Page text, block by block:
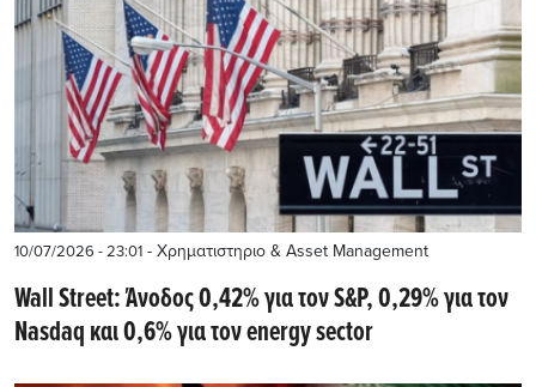
10/07/2026 - 23:01 - Χρηματιστηριο & Asset Management
Wall Street: Άνοδος 0,42% για τον S&P, 0,29% για τον
Nasdaq και 0,6% για τον energy sector